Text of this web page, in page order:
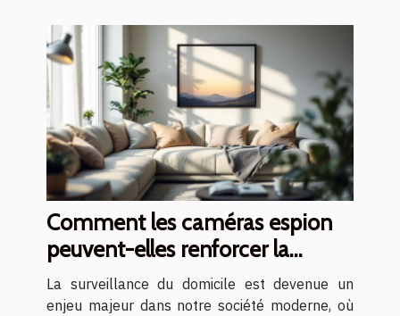
Comment les caméras espion
peuvent-elles renforcer la
sécurité du domicile ?
La surveillance du domicile est devenue un
enjeu majeur dans notre société moderne, où